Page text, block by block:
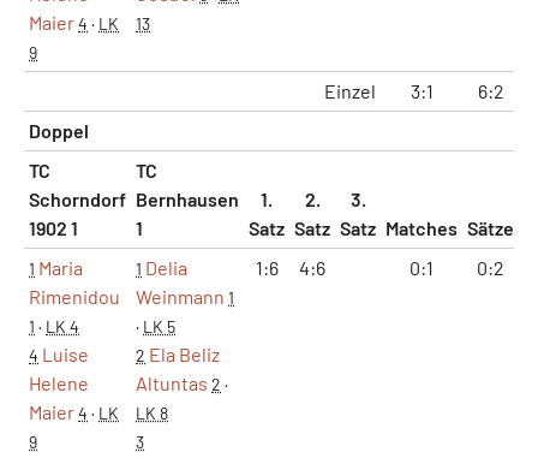
Maier4 · LK
9
13
Einzel 3:1 6:2
Doppel
TC
Schorndorf
1902 1
TC
Bernhausen
1
1.
Satz
2.
Satz
3.
Satz Matches Sätze
1 Maria
Rimenidou
1 · LK 4
4 Luise
Helene
Maier4 · LK
9
1 Delia
Weinmann 1
· LK 5
2 Ela Beliz
Altuntas 2 ·
LK 8
3
1:6 4:6 0:1 0:2